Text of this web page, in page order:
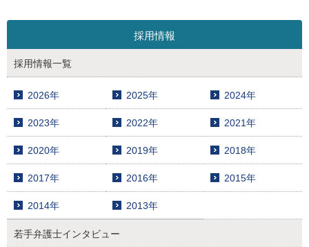
採用情報
採用情報一覧
2026年 2025年 2024年
2023年 2022年 2021年
2020年 2019年 2018年
2017年 2016年 2015年
2014年 2013年
若手弁護士インタビュー